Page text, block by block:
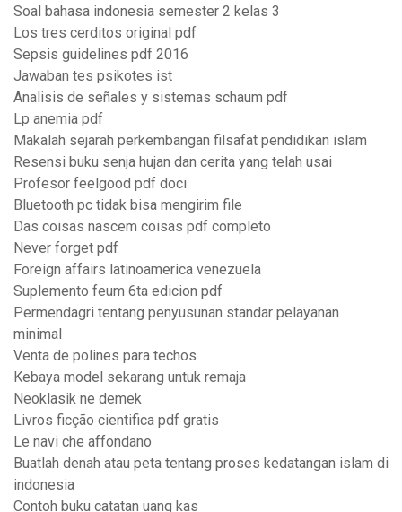
Soal bahasa indonesia semester 2 kelas 3
Los tres cerditos original pdf
Sepsis guidelines pdf 2016
Jawaban tes psikotes ist
Analisis de señales y sistemas schaum pdf
Lp anemia pdf
Makalah sejarah perkembangan filsafat pendidikan islam
Resensi buku senja hujan dan cerita yang telah usai
Profesor feelgood pdf doci
Bluetooth pc tidak bisa mengirim file
Das coisas nascem coisas pdf completo
Never forget pdf
Foreign affairs latinoamerica venezuela
Suplemento feum 6ta edicion pdf
Permendagri tentang penyusunan standar pelayanan
minimal
Venta de polines para techos
Kebaya model sekarang untuk remaja
Neoklasik ne demek
Livros ficção cientifica pdf gratis
Le navi che affondano
Buatlah denah atau peta tentang proses kedatangan islam di
indonesia
Contoh buku catatan uang kas